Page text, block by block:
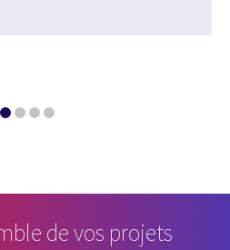
de vos projets